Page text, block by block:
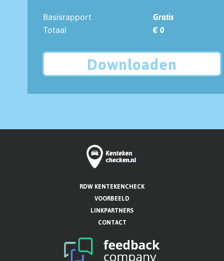
Basisrapport
Gratis
Totaal
€ 0
Downloaden
RDW KENTEKENCHECK
VOORBEELD
LINKPARTNERS
CONTACT